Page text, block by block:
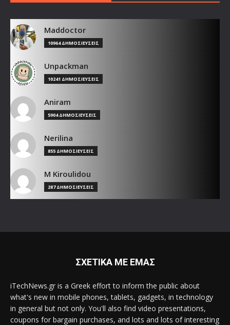
Maddoctor
10964 ΔΗΜΟΣΙΕΥΣΕΙΣ
Unpackman
10241 ΔΗΜΟΣΙΕΥΣΕΙΣ
Aniram
5904 ΔΗΜΟΣΙΕΥΣΕΙΣ
Nerilina
855 ΔΗΜΟΣΙΕΥΣΕΙΣ
M Kiroulidou
287 ΔΗΜΟΣΙΕΥΣΕΙΣ
ΣΧΕΤΙΚΑ ΜΕ ΕΜΑΣ
iTechNews.gr is a Greek effort to inform the public about
what's new in mobile phones, tablets, gadgets, in technology
in general but not only. You'll also find video presentations,
coupons for bargain purchases, and lots and lots of interesting